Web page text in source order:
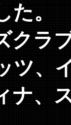
。
クラ
ツ、
ナ、